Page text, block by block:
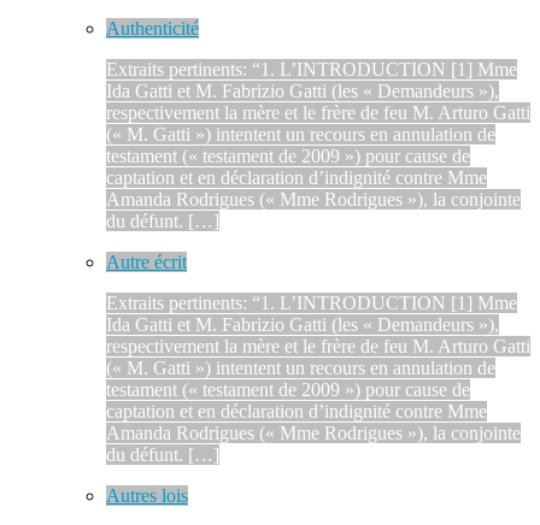
Authenticité
Extraits pertinents: “1. L’INTRODUCTION [1] Mme
Ida Gatti et M. Fabrizio Gatti (les « Demandeurs »),
respectivement la mère et le frère de feu M. Arturo Gatti
(« M. Gatti ») intentent un recours en annulation de
testament (« testament de 2009 ») pour cause de
captation et en déclaration d’indignité contre Mme
Amanda Rodrigues (« Mme Rodrigues »), la conjointe
du défunt. […]
Autre écrit
Extraits pertinents: “1. L’INTRODUCTION [1] Mme
Ida Gatti et M. Fabrizio Gatti (les « Demandeurs »),
respectivement la mère et le frère de feu M. Arturo Gatti
(« M. Gatti ») intentent un recours en annulation de
testament (« testament de 2009 ») pour cause de
captation et en déclaration d’indignité contre Mme
Amanda Rodrigues (« Mme Rodrigues »), la conjointe
du défunt. […]
Autres lois